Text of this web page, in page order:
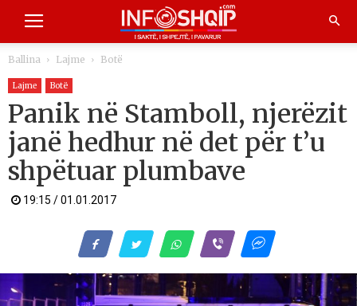
Ballina Lajme Botë
Lajme Botë
Panik në Stamboll, njerëzit
janë hedhur në det për t’u
shpëtuar plumbave
19:15 / 01.01.2017